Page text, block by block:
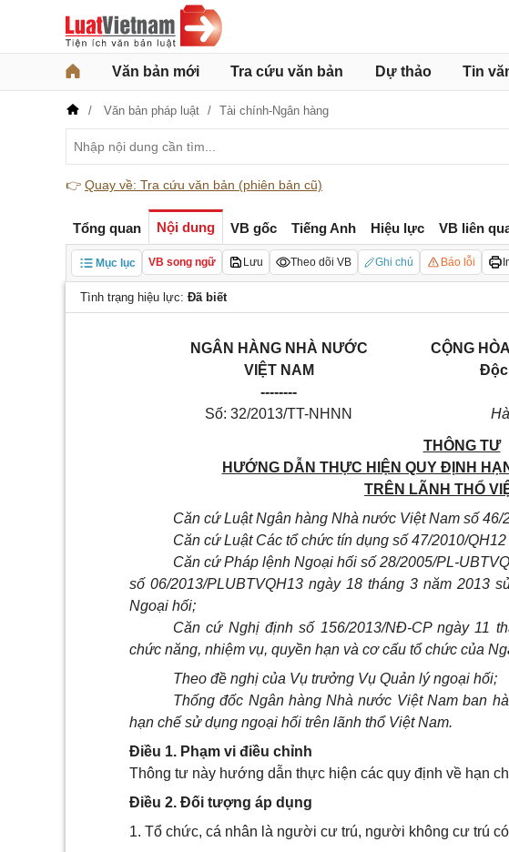
Văn bản mới Tra cứu văn bản Dự thảo Tin
Văn bản pháp luật Tài chính-Ngân hàng
👉 Quay về: Tra cứu văn bản (phiên bản cũ)
Tổng quan Nội dung VB gốc Tiếng Anh Hiệu lực VB liên
Mục lục VB song ngữ Lưu Theo dõi VB Ghi chú Báo lỗi
Tình trạng hiệu lực: Đã biết
NGÂN HÀNG NHÀ NƯỚC
VIỆT NAM
--------
Số: 32/2013/TT-NHNN
CỘNG
Độc
THÔNG TƯ
HƯỚNG DẪN THỰC HIỆN QUY ĐỊNH
TRÊN LÃNH THỔ
Căn cứ Luật Ngân hàng Nhà nước Việt Nam số
Căn cứ Luật Các tổ chức tín dụng số 47/2010/
Căn cứ Pháp lệnh Ngoại hối số 28/2005/PL-
số 06/2013/PLUBTVQH13 ngày 18 tháng 3 năm 2013
Ngoại hối;
Căn cứ Nghị định số 156/2013/NĐ-CP ngày 11
chức năng, nhiệm vụ, quyền hạn và cơ cấu tổ chức của
Theo đề nghị của Vụ trưởng Vụ Quản lý ngoại hối;
Thống đốc Ngân hàng Nhà nước Việt Nam ban
hạn chế sử dụng ngoại hối trên lãnh thổ Việt Nam.
Điều 1. Phạm vi điều chỉnh
Thông tư này hướng dẫn thực hiện các quy định về hạn
Điều 2. Đối tượng áp dụng
1. Tổ chức, cá nhân là người cư trú, người không cư trú